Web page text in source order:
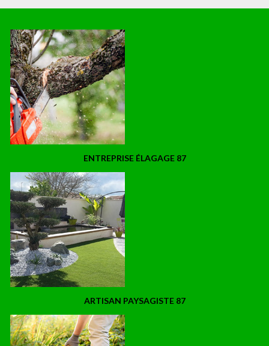
ENTREPRISE ÉLAGAGE 87
ARTISAN PAYSAGISTE 87